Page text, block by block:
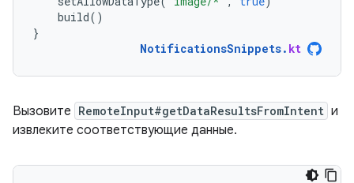
build()
}
NotificationsSnippets. kt
Вызовите RemoteInput#getDataResultsFromIntent и
извлеките соответствующие данные.